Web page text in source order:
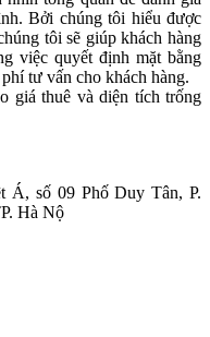
Bởi chúng tôi hiểu được
tôi sẽ giúp khách hàng
việc quyết định mặt bằng
tư vấn cho khách hàng.
giá thuê và diện tích trống
số 09 Phố Duy Tân, P.
Hà Nộ